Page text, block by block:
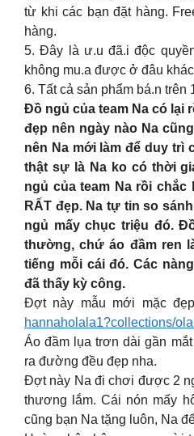
từ khi các bạn đặt hàng.
hàng.
5. Đây là ư.u đã.i độc
không mu.a được ở đâu
6. Tất cả sản phẩm bá.n trên
Đồ ngủ của team Na có lại
đẹp nên ngày nào Na
nên Na mới làm để duy trì
thật sự là Na ko có thời
ngủ của team Na rồi
RẤT đẹp. Na tự tin so
ngủ mấy chục triệu đó.
thường, chứ áo đầm ren
tiếng mỗi cái đó. Các
đã thấy kỳ công.
Đợt này mẫu mới mặc
hannaholala1?collections/
Áo đầm lụa trơn dài gần
ra đường đều đẹp nha.
Đợt này Na đi chơi được 2
thương lắm. Cái nón mấy
cũng bạn Na tặng luôn, Na